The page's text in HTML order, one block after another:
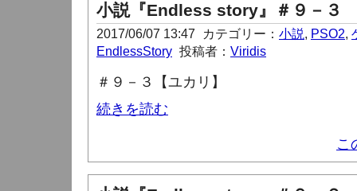
小説『Endless story』＃９－３
2017/06/07 13:47 カテゴリー： 小説, PSO2,
EndlessStory 投稿者： Viridis
＃９－３【ユカリ】
続きを読む
こ